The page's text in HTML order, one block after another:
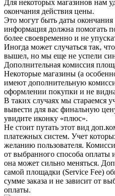
Для некоторых магазинов нам
окончания действия цены.
Это могут быть даты
информация должна помогать
более своевременно и не
Иногда может случаться так,
вышел, но мы еще не успели
Дополнительная комиссия
Некоторые магазины (а
имеют дополнительную
оформлении покупки и не
В таких случаях мы стараемся
вывести для вас финальную
увидите иконку «плюс».
Не стоит путать этот вид
платежных систем. Учет
желанию пользователя.
от выбранного способа
она может сильно меняться.
самой площадки (Service Fee)
сумме заказа и не зависит от
оплаты.